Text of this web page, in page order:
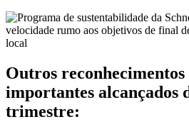
Outros
importantes alcançados
trimestre: